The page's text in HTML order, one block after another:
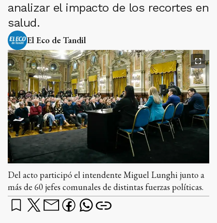
analizar el impacto de los recortes en
salud.
El Eco de Tandil
Del acto participó el intendente Miguel Lunghi junto a
más de 60 jefes comunales de distintas fuerzas políticas.